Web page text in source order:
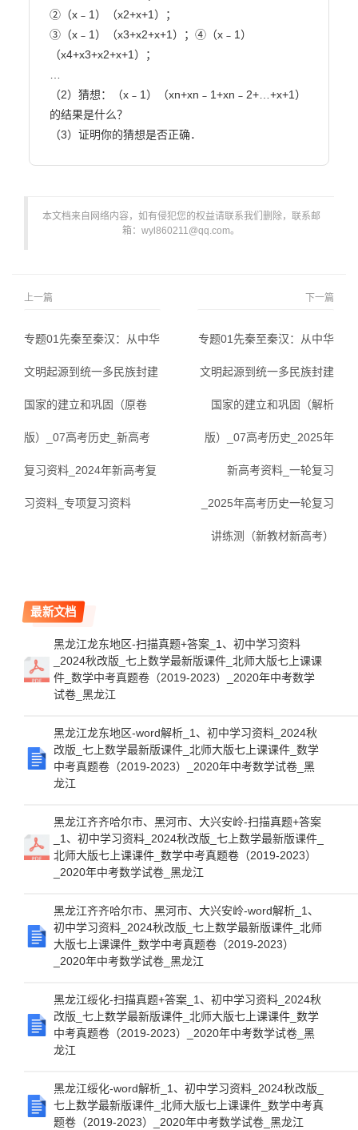
②（x﹣1）（x2+x+1）；
③（x﹣1）（x3+x2+x+1）；④（x﹣1）
（x4+x3+x2+x+1）；
（2）猜想：（x﹣1）（xn+xn﹣1+xn﹣2+…+x+1）
的结果是什么？
（3）证明你的猜想是否正确．
本文档来自网络内容，如有侵犯您的权益请联系我们删除，联系邮
箱：wyl860211@qq.com。
上一篇
专题01先秦至秦汉：从中华
文明起源到统一多民族封建
国家的建立和巩固（原卷
版）_07高考历史_新高考
复习资料_2024年新高考复
习资料_专项复习资料
下一篇
专题01先秦至秦汉：从中华
文明起源到统一多民族封建
国家的建立和巩固（解析
版）_07高考历史_2025年
新高考资料_一轮复习
_2025年高考历史一轮复习
讲练测（新教材新高考）
最新文档
黑龙江龙东地区-扫描真题+答案_1、初中学习资料
_2024秋改版_七上数学最新版课件_北师大版七上课课
件_数学中考真题卷（2019-2023）_2020年中考数学
试卷_黑龙江
黑龙江龙东地区-word解析_1、初中学习资料_2024秋
改版_七上数学最新版课件_北师大版七上课课件_数学
中考真题卷（2019-2023）_2020年中考数学试卷_黑
龙江
黑龙江齐齐哈尔市、黑河市、大兴安岭-扫描真题+答案
_1、初中学习资料_2024秋改版_七上数学最新版课件_
北师大版七上课课件_数学中考真题卷（2019-2023）
_2020年中考数学试卷_黑龙江
黑龙江齐齐哈尔市、黑河市、大兴安岭-word解析_1、
初中学习资料_2024秋改版_七上数学最新版课件_北师
大版七上课课件_数学中考真题卷（2019-2023）
_2020年中考数学试卷_黑龙江
黑龙江绥化-扫描真题+答案_1、初中学习资料_2024秋
改版_七上数学最新版课件_北师大版七上课课件_数学
中考真题卷（2019-2023）_2020年中考数学试卷_黑
龙江
黑龙江绥化-word解析_1、初中学习资料_2024秋改版_
七上数学最新版课件_北师大版七上课课件_数学中考真
题卷（2019-2023）_2020年中考数学试卷_黑龙江